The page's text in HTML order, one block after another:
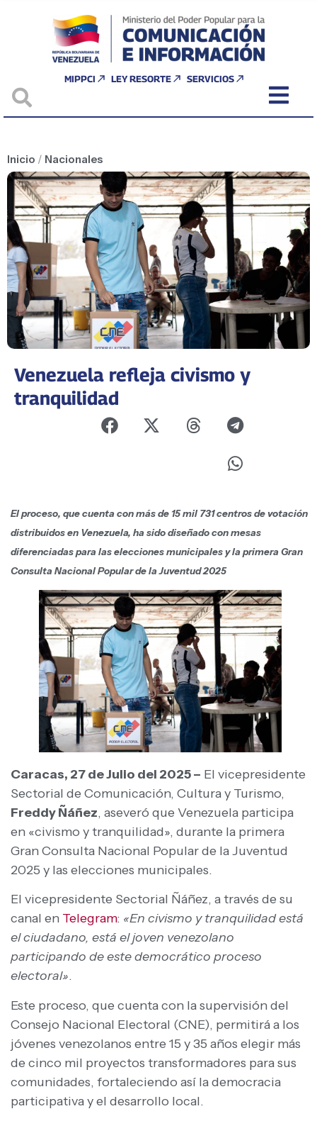
MIPPCI LEY RESORTE SERVICIOS
Inicio / Nacionales
Venezuela refleja civismo y
tranquilidad
El proceso, que cuenta con más de 15 mil 731 centros de votación
distribuidos en Venezuela, ha sido diseñado con mesas
diferenciadas para las elecciones municipales y la primera Gran
Consulta Nacional Popular de la Juventud 2025
Caracas, 27 de Julio del 2025 – El vicepresidente
Sectorial de Comunicación, Cultura y Turismo,
Freddy Ñáñez, aseveró que Venezuela participa
en «civismo y tranquilidad», durante la primera
Gran Consulta Nacional Popular de la Juventud
2025 y las elecciones municipales.
El vicepresidente Sectorial Ñáñez, a través de su
canal en Telegram: «En civismo y tranquilidad está
el ciudadano, está el joven venezolano
participando de este democrático proceso
electoral».
Este proceso, que cuenta con la supervisión del
Consejo Nacional Electoral (CNE), permitirá a los
jóvenes venezolanos entre 15 y 35 años elegir más
de cinco mil proyectos transformadores para sus
comunidades, fortaleciendo así la democracia
participativa y el desarrollo local.